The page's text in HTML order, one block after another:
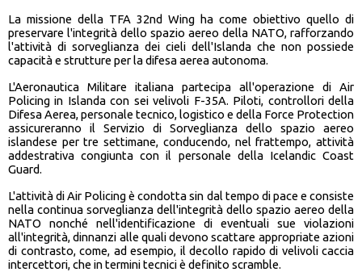
La missione della TFA 32nd Wing ha come obiettivo quello di
preservare l'integrità dello spazio aereo della NATO, rafforzando
l'attività di sorveglianza dei cieli dell'Islanda che non possiede
capacità e strutture per la difesa aerea autonoma.
L'Aeronautica Militare italiana partecipa all'operazione di Air
Policing in Islanda con sei velivoli F-35A. Piloti, controllori della
Difesa Aerea, personale tecnico, logistico e della Force Protection
assicureranno il Servizio di Sorveglianza dello spazio aereo
islandese per tre settimane, conducendo, nel frattempo, attività
addestrativa congiunta con il personale della Icelandic Coast
Guard.
L'attività di Air Policing è condotta sin dal tempo di pace e consiste
nella continua sorveglianza dell'integrità dello spazio aereo della
NATO nonché nell'identificazione di eventuali sue violazioni
all'integrità, dinnanzi alle quali devono scattare appropriate azioni
di contrasto, come, ad esempio, il decollo rapido di velivoli caccia
intercettori, che in termini tecnici è definito scramble.